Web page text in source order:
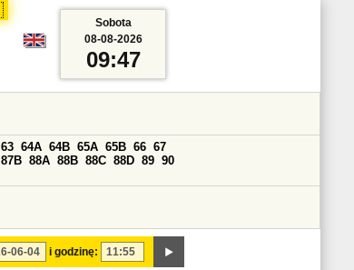
i godzinę:
63 64A 64B 65A 65B 66 67
87B 88A 88B 88C 88D 89 90
Sobota
08-08-2026
09:47